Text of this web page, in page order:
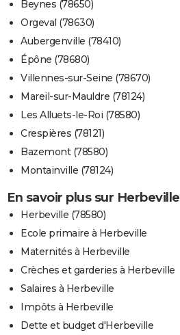
Beynes (78650)
Orgeval (78630)
Aubergenville (78410)
Épône (78680)
Villennes-sur-Seine (78670)
Mareil-sur-Mauldre (78124)
Les Alluets-le-Roi (78580)
Crespières (78121)
Bazemont (78580)
Montainville (78124)
En savoir plus sur Herbeville
Herbeville (78580)
Ecole primaire à Herbeville
Maternités à Herbeville
Crèches et garderies à Herbeville
Salaires à Herbeville
Impôts à Herbeville
Dette et budget d'Herbeville